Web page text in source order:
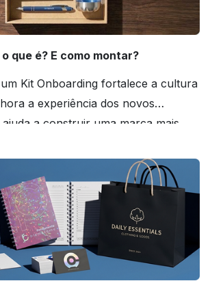
que é? E como montar?
Kit Onboarding fortalece a cultura
a experiência dos novos
a construir uma marca mais